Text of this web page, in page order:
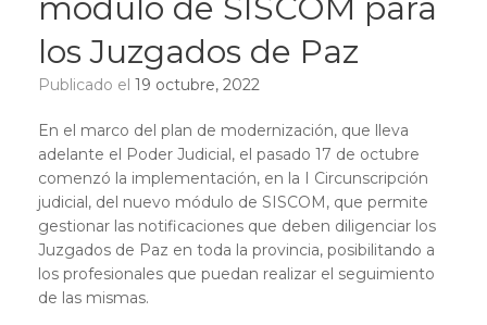
los Juzgados de Paz
Publicado el 19 octubre, 2022
En el marco del plan de modernización, que lleva
adelante el Poder Judicial, el pasado 17 de octubre
comenzó la implementación, en la I Circunscripción
judicial, del nuevo módulo de SISCOM, que permite
gestionar las notificaciones que deben diligenciar los
Juzgados de Paz en toda la provincia, posibilitando a
los profesionales que puedan realizar el seguimiento
de las mismas.